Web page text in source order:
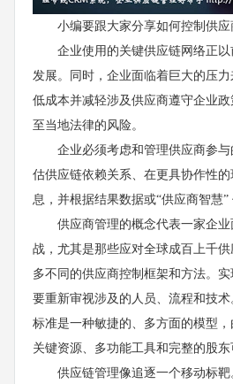
小编要跟大家分享如何控制供应
企业使用的关键供应链网络正以
发展。同时，企业面临着巨大的压
低成本并减轻涉及供应商遵守企业
至当地法律的风险。
企业必须考虑和管理供应商参与
估供应链依赖关系、在更具协作性
息，并根据结果数据或“供应商智慧”
供应商管理的概念代表一家企业
战，尤其是那些应对全球成百上千
多不同的供应商控制框架和方法。
要重新审视涉及的人员、流程和技
标准是一种敏捷的、多方面的模型
关键资源、多功能工具和完整的股东
供应链管理像追逐一个移动标靶